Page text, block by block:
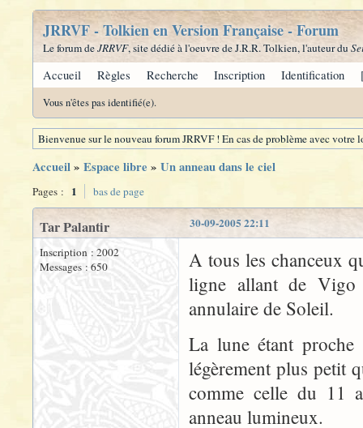
JRRVF - Tolkien en Version Française - Forum
Le forum deJRRVF, site dédié à l'oeuvre de J.R.R. Tolkien, l'auteur du
Accueil Règles Recherche Inscription Identification
Vous n'êtes pas identifié(e).
Bienvenue sur le nouveau forum JRRVF ! En cas de problème avec
Accueil» Espace libre » Un anneau dans le ciel
Pages : 1 bas de page
30-09-2005 22:11
Tar Palantir
Inscription : 2002
Messages : 650
A tous les chanceux
ligne allant de Vigo
annulaire de Soleil.
La lune étant proche
légèrement plus petit
comme celle du 11
anneau lumineux.